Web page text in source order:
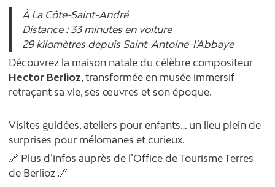
À La Côte-Saint-André
Distance : 33 minutes en voiture
29 kilomètres depuis Saint-Antoine-l’Abbaye
Découvrez la maison natale du célèbre compositeur
Hector Berlioz, transformée en musée immersif
retraçant sa vie, ses œuvres et son époque.
Visites guidées, ateliers pour enfants… un lieu plein de
surprises pour mélomanes et curieux.
🔗 Plus d’infos auprès de l’Office de Tourisme Terres
de Berlioz 🔗